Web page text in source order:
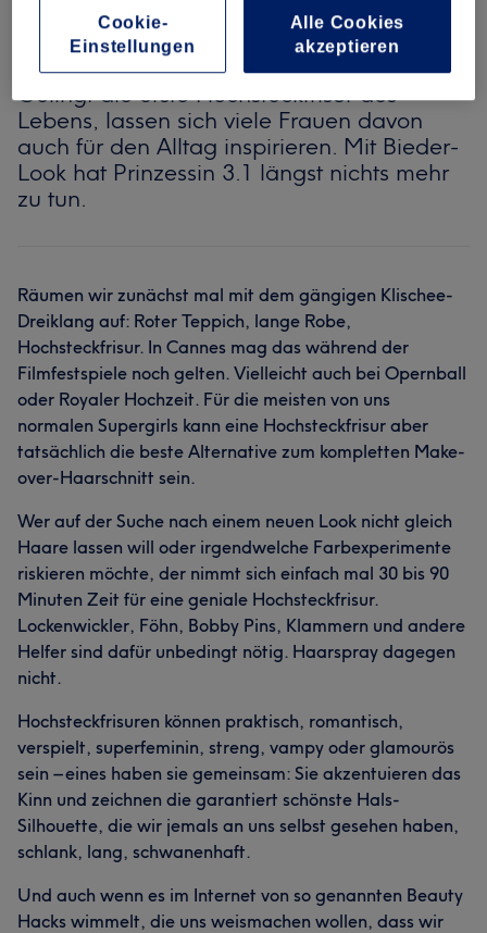
ist: Der Stylist braucht neben geschickten
Händen ein wirklich gutes Auge für
Proportionen, Kopfform und Gesichtsform.
Gelingt die erste Hochsteckfrisur des
Lebens, lassen sich viele Frauen davon
auch für den Alltag inspirieren. Mit Bieder-
Look hat Prinzessin 3.1 längst nichts mehr
zu tun.
Räumen wir zunächst mal mit dem gängigen Klischee-
Dreiklang auf: Roter Teppich, lange Robe,
Hochsteckfrisur. In Cannes mag das während der
Filmfestspiele noch gelten. Vielleicht auch bei Opernball
oder Royaler Hochzeit. Für die meisten von uns
normalen Supergirls kann eine Hochsteckfrisur aber
tatsächlich die beste Alternative zum kompletten Make-
over-Haarschnitt sein.
Wer auf der Suche nach einem neuen Look nicht gleich
Haare lassen will oder irgendwelche Farbexperimente
riskieren möchte, der nimmt sich einfach mal 30 bis 90
Minuten Zeit für eine geniale Hochsteckfrisur.
Lockenwickler, Föhn, Bobby Pins, Klammern und andere
Helfer sind dafür unbedingt nötig. Haarspray dagegen
nicht.
Hochsteckfrisuren können praktisch, romantisch,
verspielt, superfeminin, streng, vampy oder glamourös
sein – eines haben sie gemeinsam: Sie akzentuieren das
Kinn und zeichnen die garantiert schönste Hals-
Silhouette, die wir jemals an uns selbst gesehen haben,
schlank, lang, schwanenhaft.
Und auch wenn es im Internet von so genannten Beauty
Hacks wimmelt, die uns weismachen wollen, dass wir
Cookie-
Einstellungen
Alle Cookies
akzeptieren